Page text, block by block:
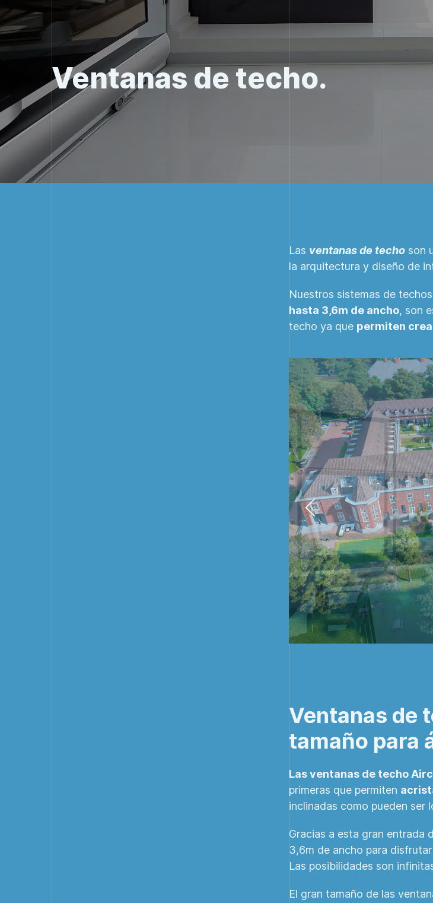
Ventanas de techo.
Las ventanas de techo son
la arquitectura y diseño de
Nuestros sistemas de
hasta 3,6m de ancho, son
techo ya que permiten
Ventanas de
tamaño para
Las ventanas de techo
primeras que permiten
inclinadas como pueden ser
Gracias a esta gran entrada
3,6m de ancho para
Las posibilidades son
El gran tamaño de las